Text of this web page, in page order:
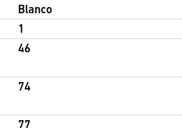
Blanco
1
46
74
77